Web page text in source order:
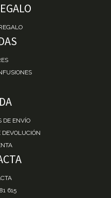
DE ENVÍO
DEVOLUCIÓN
615